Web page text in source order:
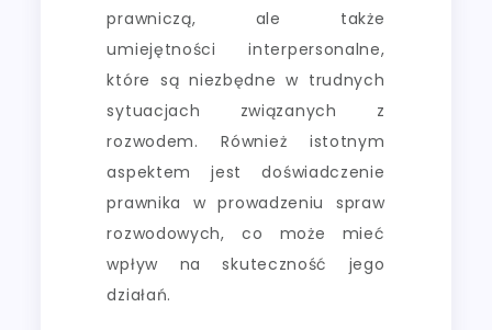
prawniczą, ale także
umiejętności interpersonalne,
które są niezbędne w trudnych
sytuacjach związanych z
rozwodem. Również istotnym
aspektem jest doświadczenie
prawnika w prowadzeniu spraw
rozwodowych, co może mieć
wpływ na skuteczność jego
działań.